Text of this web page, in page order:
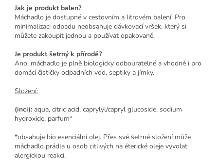
Jak je produkt balen?
Máchadlo je dostupné v cestovním a litrovém balení. Pro
minimalizaci odpadu neobsahuje dávkovací vršek, který si
můžete zakoupit jednou a používat opakovaně.
Je produkt šetrný k přírodě?
Ano, máchadlo je plně biologicky odbouratelné a vhodné i pro
domácí čističky odpadních vod, septiky a jímky.
Složení:
(inci): aqua, citric acid, caprylyl/capryl glucoside, sodium
hydroxide, parfum*
*obsahuje bio esenciální olej. Přes své šetrné složení může
máchadlo prádla u osob citlivých na éterické oleje vyvolat
alergickou reakci.